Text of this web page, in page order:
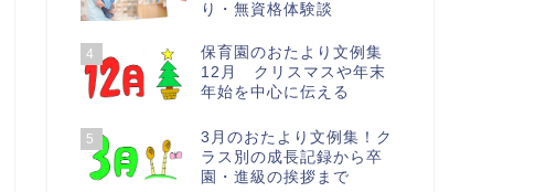
り・無資格体験談
4
保育園のおたより文例集
12月 クリスマスや年末
年始を中心に伝える
5
3月のおたより文例集！ク
ラス別の成長記録から卒
園・進級の挨拶まで